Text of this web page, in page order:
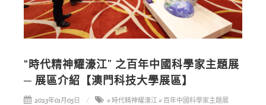
“時代精神耀濠江” 之百年中國科學家主題展
─ 展區介紹【澳門科技大學展區】
2023年01月05日 # 時代精神耀濠江 # 百年中國科學家主題展